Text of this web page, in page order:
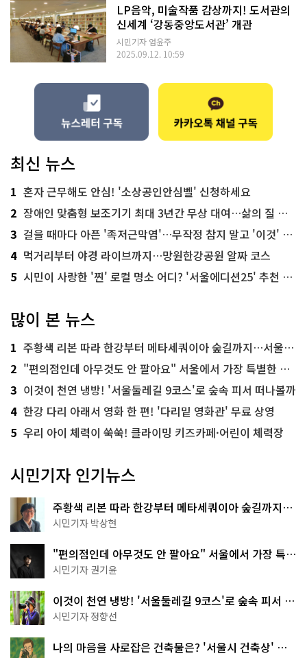
LP음악, 미술작품 감상까지! 도서관의
신세계 ‘강동중앙도서관’ 개관
시민기자 엄윤주
2025.09.12. 10:59
최신 뉴스
1 혼자 근무해도 안심! '소상공인안심벨' 신청하세요
2 장애인 맞춤형 보조기기 최대 3년간 무상 대여…삶의 질 높인다
3 걸을 때마다 아픈 '족저근막염'…무작정 참지 말고 '이것' 해보세요!
4 먹거리부터 야경 라이브까지…망원한강공원 알짜 코스
5 시민이 사랑한 '찐' 로컬 명소 어디? '서울에디션25' 추천 코스
많이 본 뉴스
1 주황색 리본 따라 한강부터 메타세쿼이아 숲길까지…서울둘레길 15코스
2 "편의점인데 아무것도 안 팔아요" 서울에서 가장 특별한 편의점의 정체
3 이것이 천연 냉방! '서울둘레길 9코스'로 숲속 피서 떠나볼까
4 한강 다리 아래서 영화 한 편! '다리밑 영화관' 무료 상영
5 우리 아이 체력이 쑥쑥! 클라이밍 키즈카페·어린이 체력장
시민기자 인기뉴스
주황색 리본 따라 한강부터 메타세쿼이아 숲길까지…
서울둘레길 15코스
시민기자 박상현
"편의점인데 아무것도 안 팔아요" 서울에서 가장 특별
한 편의점의 정체
시민기자 권기윤
이것이 천연 냉방! '서울둘레길 9코스'로 숲속 피서 떠
나볼까
시민기자 정향선
나의 마음을 사로잡은 건축물은? '서울시 건축상' 수